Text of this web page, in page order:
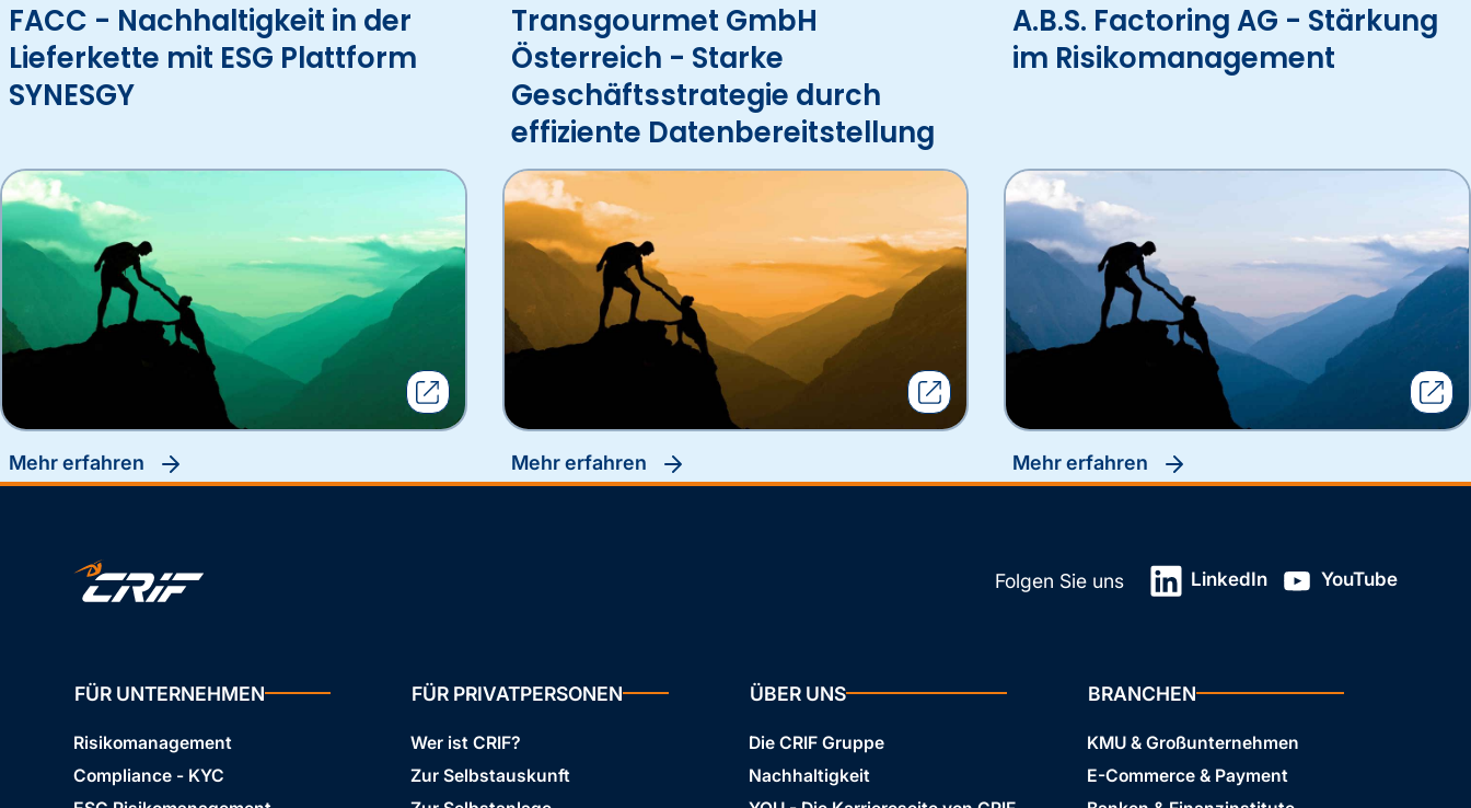
FACC - Nachhaltigkeit in der
Lieferkette mit ESG Plattform
SYNESGY
Mehr erfahren
Transgourmet GmbH
Österreich - Starke
Geschäftsstrategie durch
effiziente Datenbereitstellung
Mehr erfahren
A.B.S. Factoring AG - Stärkung
im Risikomanagement
Mehr erfahren
Folgen Sie uns LinkedIn YouTube
FÜR UNTERNEHMEN
Risikomanagement
Compliance - KYC
FÜR PRIVATPERSONEN
Wer ist CRIF?
Zur Selbstauskunft
ÜBER UNS
Die CRIF Gruppe
Nachhaltigkeit
BRANCHEN
KMU & Großunternehmen
E-Commerce & Payment